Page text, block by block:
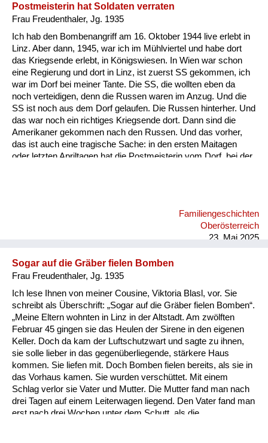
Postmeisterin hat Soldaten verraten
Frau Freudenthaler, Jg. 1935
Ich hab den Bombenangriff am 16. Oktober 1944 live erlebt in
Linz. Aber dann, 1945, war ich im Mühlviertel und habe dort
das Kriegsende erlebt, in Königswiesen. In Wien war schon
eine Regierung und dort in Linz, ist zuerst SS gekommen, ich
war im Dorf bei meiner Tante. Die SS, die wollten eben da
noch verteidigen, denn die Russen waren im Anzug. Und die
SS ist noch aus dem Dorf gelaufen. Die Russen hinterher. Und
das war noch ein richtiges Kriegsende dort. Dann sind die
Amerikaner gekommen nach den Russen. Und das vorher,
das ist auch eine tragische Sache: in den ersten Maitagen
oder letzten Apriltagen hat die Postmeisterin vom Dorf, bei der
noch sofort standrechtlich geköpft oder gehängt. Das war in
Familiengeschichten
Oberösterreich
23. Mai 2025
Sogar auf die Gräber fielen Bomben
Frau Freudenthaler, Jg. 1935
Ich lese Ihnen von meiner Cousine, Viktoria Blasl, vor. Sie
schreibt als Überschrift: „Sogar auf die Gräber fielen Bomben“.
„Meine Eltern wohnten in Linz in der Altstadt. Am zwölften
Februar 45 gingen sie das Heulen der Sirene in den eigenen
Keller. Doch da kam der Luftschutzwart und sagte zu ihnen,
sie solle lieber in das gegenüberliegende, stärkere Haus
kommen. Sie liefen mit. Doch Bomben fielen bereits, als sie in
das Vorhaus kamen. Sie wurden verschüttet. Mit einem
Schlag verlor sie Vater und Mutter. Die Mutter fand man nach
drei Tagen auf einem Leiterwagen liegend. Den Vater fand man
erst nach drei Wochen unter dem Schutt, als die